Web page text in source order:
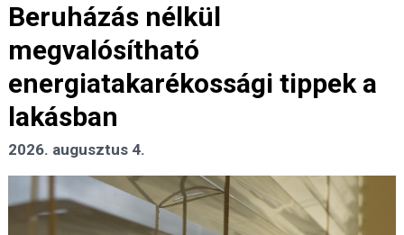
Beruházás nélkül
megvalósítható
energiatakarékossági tippek a
lakásban
2026. augusztus 4.